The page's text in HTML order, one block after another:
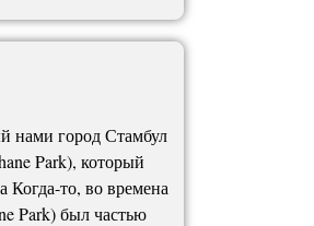
нами город Стамбул
Park), который
Когда-то, во времена
Park) был частью